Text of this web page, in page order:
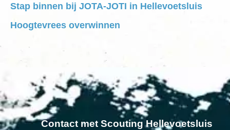
Stap binnen bij JOTA-JOTI in Hellevoetsluis
Hoogtevrees overwinnen
Contact met Scouting Hellevoetsluis